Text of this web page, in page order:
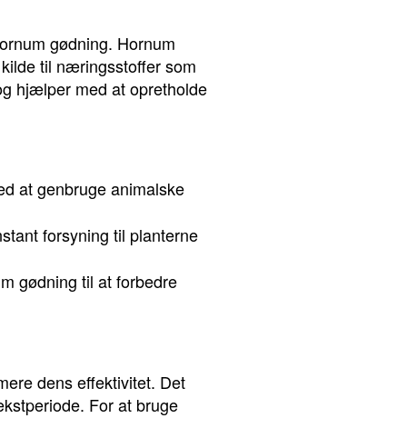
gødning. Hornum
til næringsstoffer som
hjælper med at opretholde
at genbruge animalske
forsyning til planterne
gødning til at forbedre
dens effektivitet. Det
For at bruge